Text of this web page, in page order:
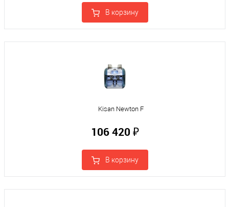
В корзину
Kisan Newton F
106 420 ₽
В корзину